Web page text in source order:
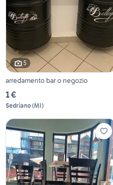
5
arredamento bar o negozio
1 €
Sedriano(MI)